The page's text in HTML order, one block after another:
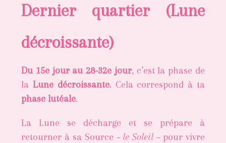
Dernier quartier (Lune
décroissante)
Du 15e jour au 28-32e jour, c’est la phase de
laLune décroissante. Cela correspond à ta
phase lutéale.
La Lune se décharge et se prépare à
retourner à sa Source – le Soleil –pour vivre